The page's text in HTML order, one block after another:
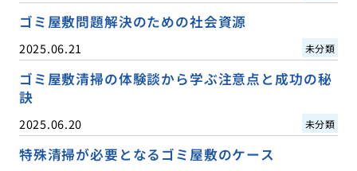
ゴミ屋敷問題解決のための社会資源
2025.06.21 未分類
ゴミ屋敷清掃の体験談から学ぶ注意点と成功の秘
訣
2025.06.20 未分類
特殊清掃が必要となるゴミ屋敷のケース